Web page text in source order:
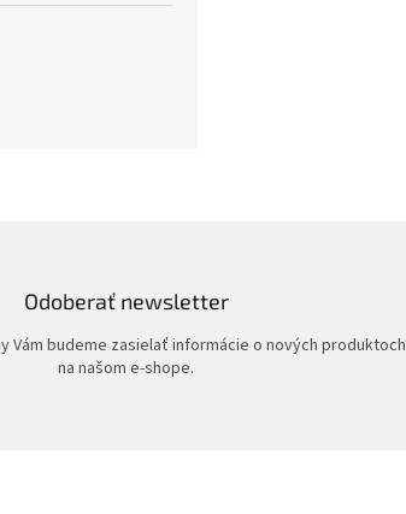
Odoberať newsletter
Vám budeme zasielať informácie o nových produktoch
na našom e-shope.